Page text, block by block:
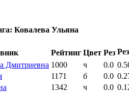
Ковалева Ульяна
Рейтинг Цвет Рез Рез
Дмитриевна 1000 ч 0.0
1171 б 0.0
1342 ч 0.0